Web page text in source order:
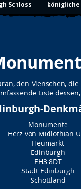
Schloss königliche
den Menschen,
Liste
Monumente
Herz von Midlothian
Heumarkt
Edinburgh
EH3 8DT
Stadt Edinburgh
Schottland